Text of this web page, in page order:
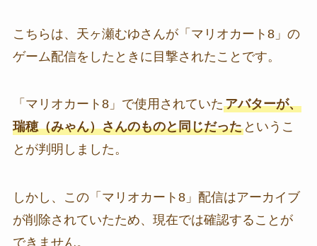
こちらは、天ヶ瀬むゆさんが「マリオカート8」の
ゲーム配信をしたときに目撃されたことです。
「マリオカート8」で使用されていたアバターが、
瑞穂（みゃん）さんのものと同じだったというこ
とが判明しました。
しかし、この「マリオカート8」配信はアーカイブ
が削除されていたため、現在では確認することが
できません。